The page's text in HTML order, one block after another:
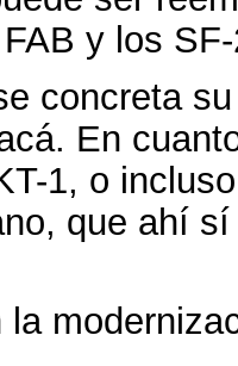
y los
concreta
En
1, o
que ahí
la